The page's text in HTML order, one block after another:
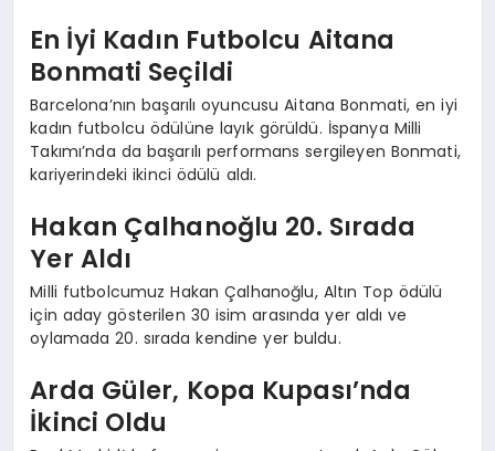
En İyi Kadın Futbolcu Aitana
Bonmati Seçildi
Barcelona’nın başarılı oyuncusu Aitana Bonmati, en iyi
kadın futbolcu ödülüne layık görüldü. İspanya Milli
Takımı’nda da başarılı performans sergileyen Bonmati,
kariyerindeki ikinci ödülü aldı.
Hakan Çalhanoğlu 20. Sırada
Yer Aldı
Milli futbolcumuz Hakan Çalhanoğlu, Altın Top ödülü
için aday gösterilen 30 isim arasında yer aldı ve
oylamada 20. sırada kendine yer buldu.
Arda Güler, Kopa Kupası’nda
İkinci Oldu